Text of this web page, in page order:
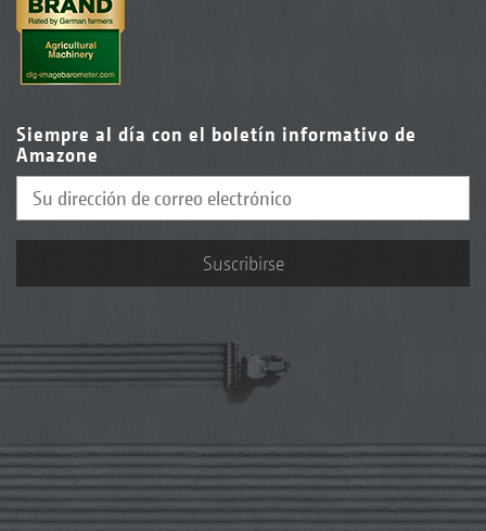
Siempre al día con el boletín informativo de
Amazone
Suscribirse